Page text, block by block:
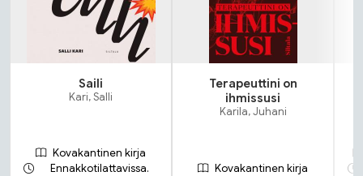
Saili
Kari, Salli
Kovakantinen kirja
Ennakkotilattavissa.
Terapeuttini on
ihmissusi
Karila, Juhani
Kovakantinen kirja